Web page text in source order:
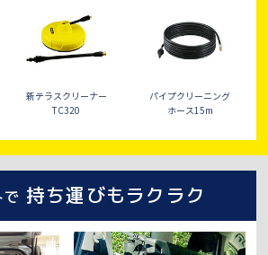
新テラスクリーナー
TC320
パイプクリーニング
ホース15m
で 持ち運びもラクラク